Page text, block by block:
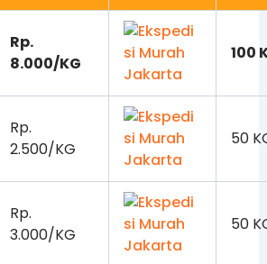
Rp.
8.000/KG
100
Rp.
2.500/KG
50
Rp.
3.000/KG
50